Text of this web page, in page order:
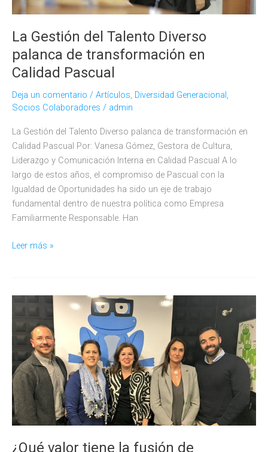
La Gestión del Talento Diverso
palanca de transformación en
Calidad Pascual
Deja un comentario / Artículos, Diversidad Generacional,
Socios Colaboradores / admin
La Gestión del Talento Diverso palanca de transformación en
Calidad Pascual Por: Vanesa Gómez, Gestora de Cultura,
Liderazgo y Comunicación Interna en Calidad Pascual A lo
largo de estos años, el compromiso de Pascual con la
Igualdad de Oportunidades ha sido un eje de trabajo
fundamental dentro de nuestra política como Empresa
Familiarmente Responsable. Han
La
palanca
de
transformación
en
Calidad
Pascual
Leer más »
¿Qué valor tiene la fusión de